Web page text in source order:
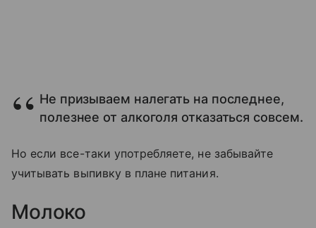
Не призываем налегать на последнее,
полезнее от алкоголя отказаться совсем.
Но если все-таки употребляете, не забывайте
учитывать выпивку в плане питания.
Молоко